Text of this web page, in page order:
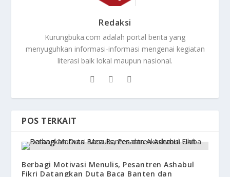
Redaksi
Kurungbuka.com adalah portal berita yang
menyuguhkan informasi-informasi mengenai kegiatan
literasi baik lokal maupun nasional.
POS TERKAIT
Berbagi Motivasi Menulis, Pesantren Ashabul
Fikri Datangkan Duta Baca Banten dan